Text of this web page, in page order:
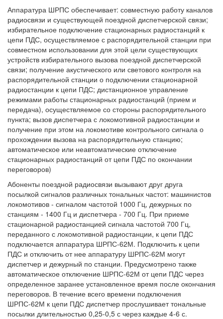
Аппаратура ШРПС обеспечивает: совместную работу каналов
радиосвязи и существующей поездной диспетчерской связи;
избирательное подключение стационарных радиостанций к
цепи ПДС, осуществляемое с распорядительной станции при
совместном использовании для этой цели существующих
устройств избирательного вызова поездной диспетчерской
связи; получение акустического или светового контроля на
распорядительной станции о подключении стационарной
радиостанции к цепи ПДС; дистанционное управление
режимами работы стационарных радиостанций (прием и
передача), осуществляемое со стороны распорядительного
пункта; вызов диспетчера с локомотивной радиостанции и
получение при этом на локомотиве контрольного сигнала о
прохождении вызова на распорядительную станцию;
автоматическое или неавтоматические отключение
стационарных радиостанций от цепи ПДС по окончании
переговоров)
Абоненты поездной радиосвязи вызывают друг друга
посылкой сигналов различных тональных частот: машинистов
локомотивов - сигналом частотой 1000 Гц, дежурных по
станциям - 1400 Гц и диспетчера - 700 Гц. При приеме
стационарной радиостанцией сигнала частотой 700 Гц,
переданного с локомотивной радиостанции, к цепи ПДС
подключается аппаратура ШРПС-62М. Подключить к цепи
ПДС и отключить от нее аппаратуру ШРПС-62М могут
диспетчер и дежурный по станции. Предусмотрено также
автоматическое отключение ШРПС-62М от цепи ПДС через
определенное заранее установленное время после окончания
переговоров. В течение всего времени подключения
ШРПС-62М к цепи ПДС диспетчер прослушивает тональные
посылки длительностью 0,25-0,5 с через каждые 4-6 с.